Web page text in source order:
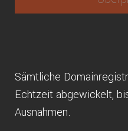
Sämtliche
Echtzeit abgewickelt,
Ausnahmen.